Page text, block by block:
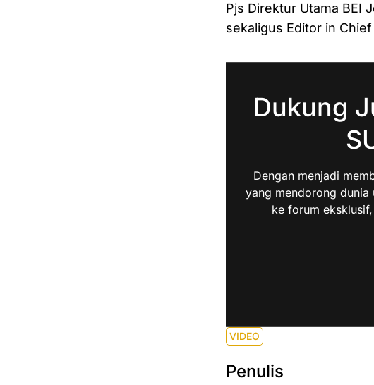
Pjs Direktur Utama BEI
sekaligus Editor in
Dukung
Dengan menjadi
yang mendorong dunia
ke forum
VIDEO
Penulis